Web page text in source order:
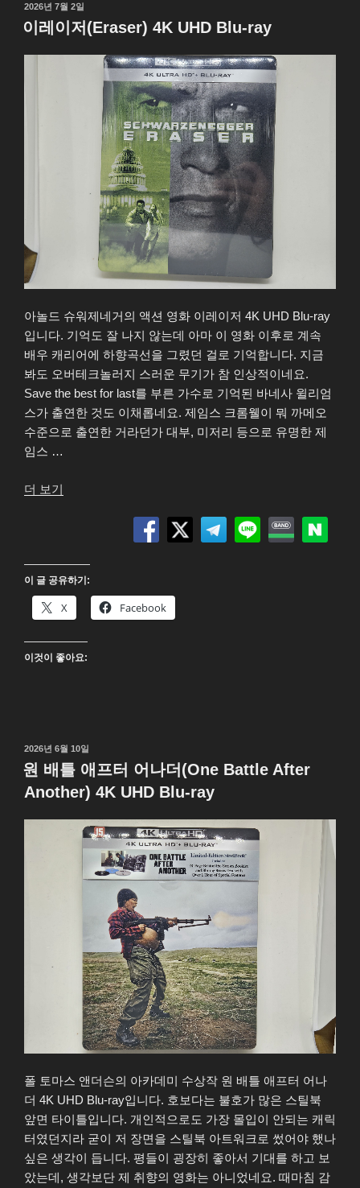
レ
ッ
작
성
일
2026년 7월 2일
이레이저(Eraser) 4K UHD Blu-ray
아놀드 슈워제네거의 액션 영화 이레이저 4K UHD Blu-ray
입니다. 기억도 잘 나지 않는데 아마 이 영화 이후로 계속
배우 캐리어에 하향곡선을 그렸던 걸로 기억합니다. 지금
봐도 오버테크놀러지 스러운 무기가 참 인상적이네요.
Save the best for last를 부른 가수로 기억된 바네사 윌리엄
스가 출연한 것도 이채롭네요. 제임스 크롬웰이 뭐 까메오
수준으로 출연한 거라던가 대부, 미저리 등으로 유명한 제
임스 …
더 보기
(Eraser)
4K
UHD
Blu-
ray”
이 글 공유하기:
X Facebook
이것이 좋아요:
작
성
일
자
2026년 6월 10일
원 배틀 애프터 어나더(One Battle After
Another) 4K UHD Blu-ray
폴 토마스 앤더슨의 아카데미 수상작 원 배틀 애프터 어나
더 4K UHD Blu-ray입니다. 호보다는 불호가 많은 스틸북
앞면 타이틀입니다. 개인적으로도 가장 몰입이 안되는 캐릭
터였던지라 굳이 저 장면을 스틸북 아트워크로 썼어야 했나
싶은 생각이 듭니다. 평들이 굉장히 좋아서 기대를 하고 보
았는데, 생각보단 제 취향의 영화는 아니었네요. 때마침 감